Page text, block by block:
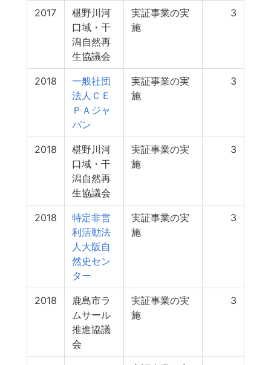
2017
椹野川河
口域・干
潟自然再
生協議会
実証事業の実
施
3
2018
一般社団
法人ＣＥ
ＰＡジャ
パン
実証事業の実
施
3
2018
椹野川河
口域・干
潟自然再
生協議会
実証事業の実
施
3
2018
特定非営
利活動法
人大阪自
然史セン
ター
実証事業の実
施
3
2018
鹿島市ラ
ムサール
推進協議
会
実証事業の実
施
3